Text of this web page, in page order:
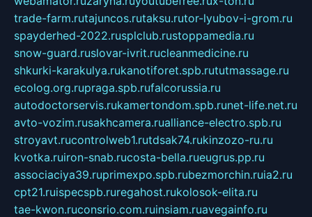
trade-farm.rutajuncos.rutaksu.rutor-lyubov-i-grom.ru
spayderhed-2022.rusplclub.rustoppamedia.ru
snow-guard.ruslovar-ivrit.rucleanmedicine.ru
shkurki-karakulya.rukanotiforet.spb.rututmassage.ru
ecolog.org.rupraga.spb.rufalcorussia.ru
autodoctorservis.rukamertondom.spb.runet-life.net.ru
avto-vozim.rusakhcamera.rualliance-electro.spb.ru
stroyavt.rucontrolweb1.rutdsak74.rukinzozo-ru.ru
kvotka.ruiron-snab.rucosta-bella.rueugrus.pp.ru
associaciya39.ruprimexpo.spb.rubezmorchin.ruia2.ru
cpt21.ruispecspb.ruregahost.rukolosok-elita.ru
tae-kwon.ruconsrio.com.ruinsiam.ruavegainfo.ru